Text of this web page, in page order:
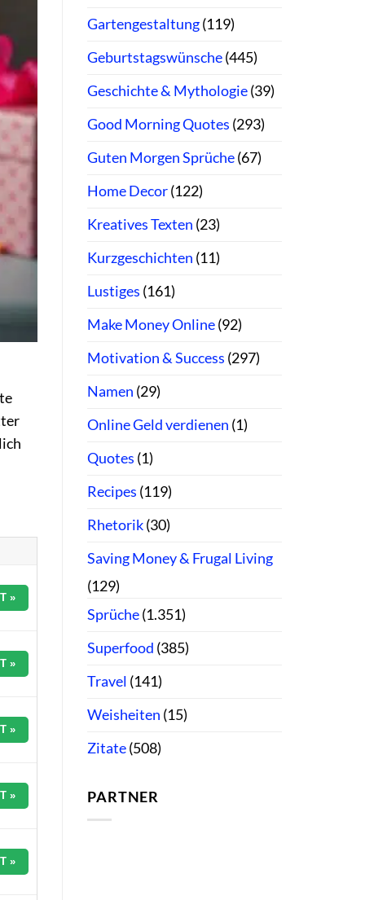
»
»
»
»
»
Gartengestaltung(119)
Geburtstagswünsche(445)
Geschichte & Mythologie(39)
Good Morning Quotes (293)
Guten Morgen Sprüche(67)
Home Decor(122)
Kreatives Texten (23)
Kurzgeschichten (11)
Lustiges (161)
Make Money Online(92)
Motivation & Success (297)
Namen (29)
Online Geld verdienen (1)
Quotes (1)
Recipes (119)
Rhetorik(30)
Saving Money & Frugal Living
(129)
Sprüche(1.351)
Superfood (385)
Travel (141)
Weisheiten (15)
Zitate(508)
PARTNER